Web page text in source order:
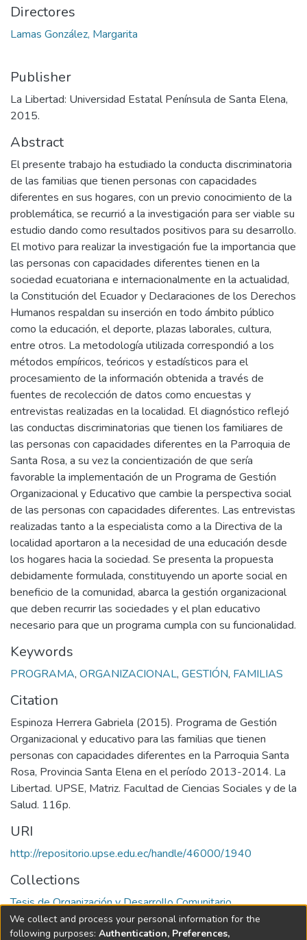
Directores
Lamas González, Margarita
Publisher
La Libertad: Universidad Estatal Península de Santa Elena,
2015.
Abstract
El presente trabajo ha estudiado la conducta discriminatoria
de las familias que tienen personas con capacidades
diferentes en sus hogares, con un previo conocimiento de la
problemática, se recurrió a la investigación para ser viable su
estudio dando como resultados positivos para su desarrollo.
El motivo para realizar la investigación fue la importancia que
las personas con capacidades diferentes tienen en la
sociedad ecuatoriana e internacionalmente en la actualidad,
la Constitución del Ecuador y Declaraciones de los Derechos
Humanos respaldan su inserción en todo ámbito público
como la educación, el deporte, plazas laborales, cultura,
entre otros. La metodología utilizada correspondió a los
métodos empíricos, teóricos y estadísticos para el
procesamiento de la información obtenida a través de
fuentes de recolección de datos como encuestas y
entrevistas realizadas en la localidad. El diagnóstico reflejó
las conductas discriminatorias que tienen los familiares de
las personas con capacidades diferentes en la Parroquia de
Santa Rosa, a su vez la concientización de que sería
favorable la implementación de un Programa de Gestión
Organizacional y Educativo que cambie la perspectiva social
de las personas con capacidades diferentes. Las entrevistas
realizadas tanto a la especialista como a la Directiva de la
localidad aportaron a la necesidad de una educación desde
los hogares hacia la sociedad. Se presenta la propuesta
debidamente formulada, constituyendo un aporte social en
beneficio de la comunidad, abarca la gestión organizacional
que deben recurrir las sociedades y el plan educativo
necesario para que un programa cumpla con su funcionalidad.
Keywords
PROGRAMA, ORGANIZACIONAL, GESTIÓN, FAMILIAS
Citation
Espinoza Herrera Gabriela (2015). Programa de Gestión
Organizacional y educativo para las familias que tienen
personas con capacidades diferentes en la Parroquia Santa
Rosa, Provincia Santa Elena en el período 2013-2014. La
Libertad. UPSE, Matriz. Facultad de Ciencias Sociales y de la
Salud. 116p.
URI
http://repositorio.upse.edu.ec/handle/46000/1940
Collections
Tesis de Organización y Desarrollo Comunitario
Full item page
We collect and process your personal information for the
following purposes: Authentication, Preferences,